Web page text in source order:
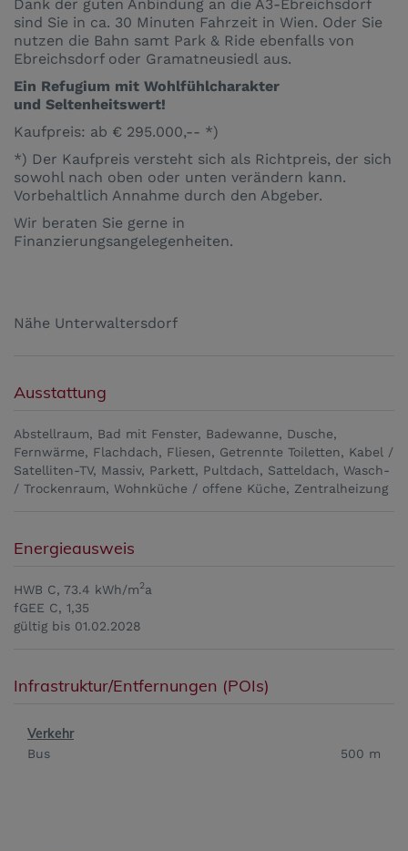
Dank der guten Anbindung an die A3-Ebreichsdorf
sind Sie in ca. 30 Minuten Fahrzeit in Wien. Oder Sie
nutzen die Bahn samt Park & Ride ebenfalls von
Ebreichsdorf oder Gramatneusiedl aus.
Ein Refugium mit Wohlfühlcharakter
und Seltenheitswert!
Kaufpreis: ab € 295.000,-- *)
*) Der Kaufpreis versteht sich als Richtpreis, der sich
sowohl nach oben oder unten verändern kann.
Vorbehaltlich Annahme durch den Abgeber.
Wir beraten Sie gerne in
Finanzierungsangelegenheiten.
Nähe Unterwaltersdorf
Ausstattung
Abstellraum Bad mit Fenster Badewanne
Dusche
Fernwärme
Flachdach Fliesen Getrennte Toiletten
Kabel /
Satelliten-TV
Massiv Parkett Pultdach Satteldach
Wasch-
/ Trockenraum
Wohnküche / offene Küche Zentralheizung
Energieausweis
HWB C, 73.4 kWh/m2a
fGEE C, 1,35
gültig bis 01.02.2028
Infrastruktur/Entfernungen (POIs)
Verkehr
Bus 500 m